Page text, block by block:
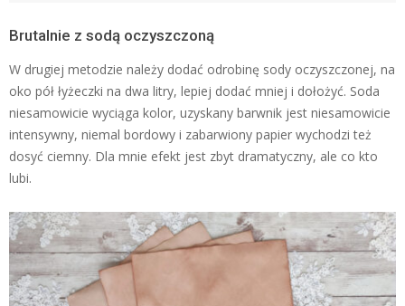
Brutalnie z sodą oczyszczoną
W drugiej metodzie należy dodać odrobinę sody oczyszczonej, na
oko pół łyżeczki na dwa litry, lepiej dodać mniej i dołożyć. Soda
niesamowicie wyciąga kolor, uzyskany barwnik jest niesamowicie
intensywny, niemal bordowy i zabarwiony papier wychodzi też
dosyć ciemny. Dla mnie efekt jest zbyt dramatyczny, ale co kto
lubi.